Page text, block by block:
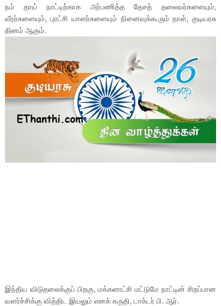
நம் தாய் நாட்டிற்காக அர்பணித்த தேசத் தலைவர்களையும்,
வீரர்களையும், புரட்சி யாளர்களையும் நினைவுக்கூரும் நாள், குடியரசு
தினம் ஆகும்.
இந்திய விடுதலைக்குப் பிறகு, மக்களாட்சி மட்டுமே நாட்டின் சிறப்பான
வளர்ச்சிக்கு வித்திட இயலும் எனக் கருதி, டாக்டர் பி. ஆர்.